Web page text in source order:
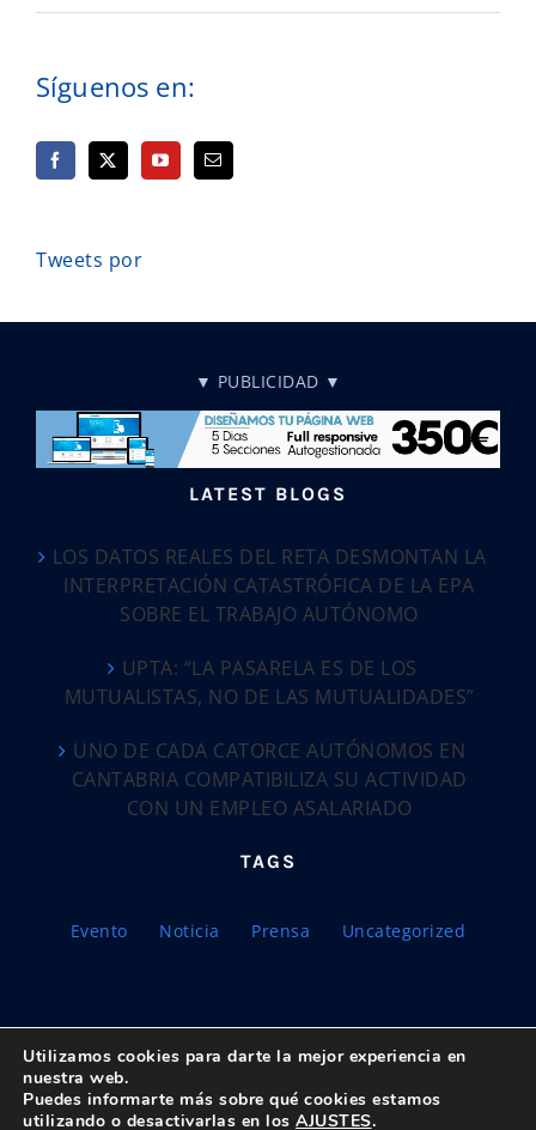
Síguenos en:
Tweets por
▼ PUBLICIDAD ▼
LATEST BLOGS
LOS DATOS REALES DEL RETA DESMONTAN LA
INTERPRETACIÓN CATASTRÓFICA DE LA EPA
SOBRE EL TRABAJO AUTÓNOMO
UPTA: “LA PASARELA ES DE LOS
MUTUALISTAS, NO DE LAS MUTUALIDADES”
UNO DE CADA CATORCE AUTÓNOMOS EN
CANTABRIA COMPATIBILIZA SU ACTIVIDAD
CON UN EMPLEO ASALARIADO
TAGS
Evento Noticia Prensa Uncategorized
© Copyright 2018 - 2026 UPTA | Todos los derechos reservados
|Política de privacidad|Aviso Legal
Utilizamos cookies para darte la mejor experiencia en
nuestra web.
Puedes informarte más sobre qué cookies estamos
utilizando o desactivarlas en los AJUSTES.